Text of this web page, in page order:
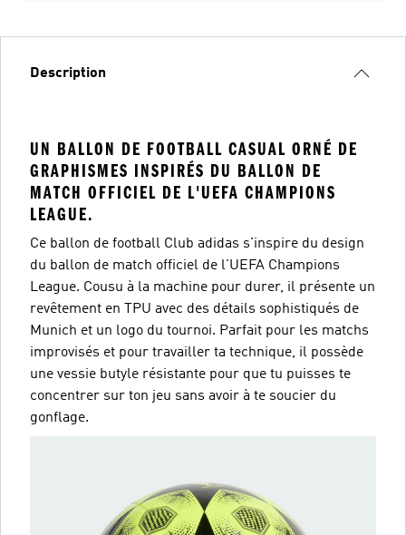
Description
UN BALLON DE FOOTBALL CASUAL ORNÉ DE
GRAPHISMES INSPIRÉS DU BALLON DE
MATCH OFFICIEL DE L'UEFA CHAMPIONS
LEAGUE.
Ce ballon de football Club adidas s'inspire du design
du ballon de match officiel de l'UEFA Champions
League. Cousu à la machine pour durer, il présente un
revêtement en TPU avec des détails sophistiqués de
Munich et un logo du tournoi. Parfait pour les matchs
improvisés et pour travailler ta technique, il possède
une vessie butyle résistante pour que tu puisses te
concentrer sur ton jeu sans avoir à te soucier du
gonflage.